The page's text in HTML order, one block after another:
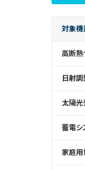
対象機
高断熱
日射調
太陽光
蓄電シ
家庭用